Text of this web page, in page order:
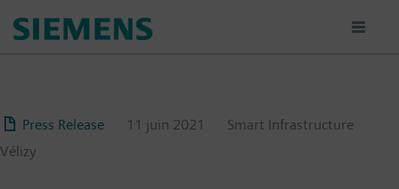
au
Press Release 11 juin 2021
Smart Infrastructure
Vélizy